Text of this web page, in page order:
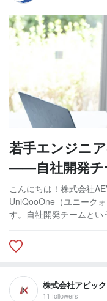
若手エンジニ
——自社開発チ
こんにちは！株式会社
UniQooOne（ユニーク
す。自社開発チームとい
株式会社アビッ
11 followers